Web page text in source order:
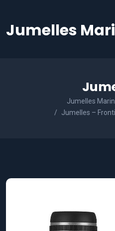
Jumelles
Jumelles
Jumelles –